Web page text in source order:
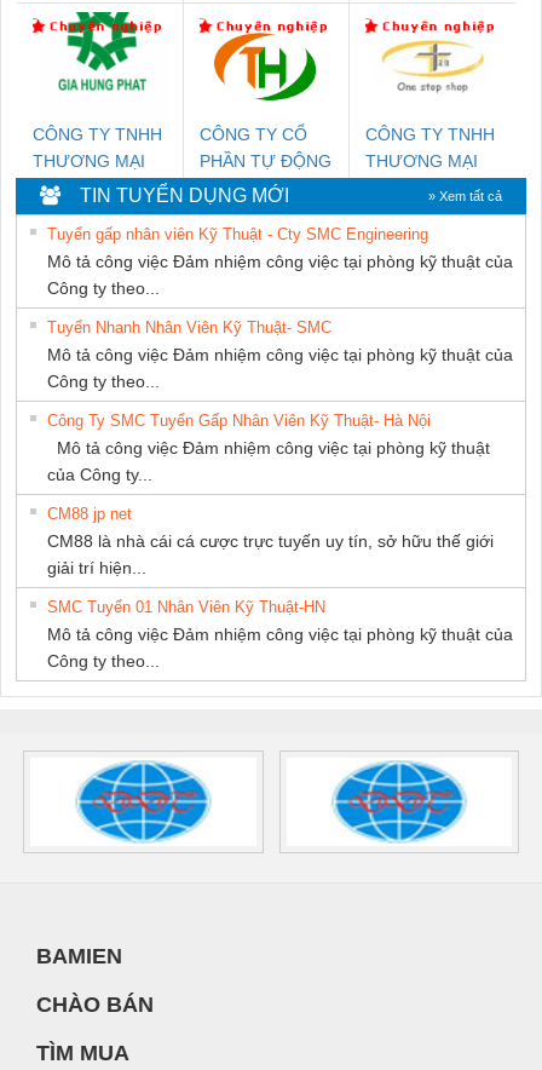
KTECH VIỆT
NAM
SETSUBI VIỆT
NAM
CÔNG TY TNHH
THƯƠNG MẠI
DỊCH VỤ KỸ
THUẬT ĐIỆN CƠ
GIA HƯNG PHÁT
CÔNG TY CỔ
PHẦN TỰ ĐỘNG
TIẾN HƯNG
CÔNG TY TNHH
THƯƠNG MẠI
THIÊN ÂN VIỆT
NAM
TIN TUYỂN DỤNG MỚI » Xem tất cả
Tuyển gấp nhân viên Kỹ Thuật - Cty SMC Engineering
Mô tả công việc Đảm nhiệm công việc tại phòng kỹ thuật của
Công ty theo...
Tuyển Nhanh Nhân Viên Kỹ Thuật- SMC
Mô tả công việc Đảm nhiệm công việc tại phòng kỹ thuật của
Công ty theo...
Công Ty SMC Tuyển Gấp Nhân Viên Kỹ Thuật- Hà Nội
Mô tả công việc Đảm nhiệm công việc tại phòng kỹ thuật
của Công ty...
CM88 jp net
CM88 là nhà cái cá cược trực tuyến uy tín, sở hữu thế giới
giải trí hiện...
SMC Tuyển 01 Nhân Viên Kỹ Thuật-HN
Mô tả công việc Đảm nhiệm công việc tại phòng kỹ thuật của
Công ty theo...
BAMIEN
CHÀO BÁN
TÌM MUA